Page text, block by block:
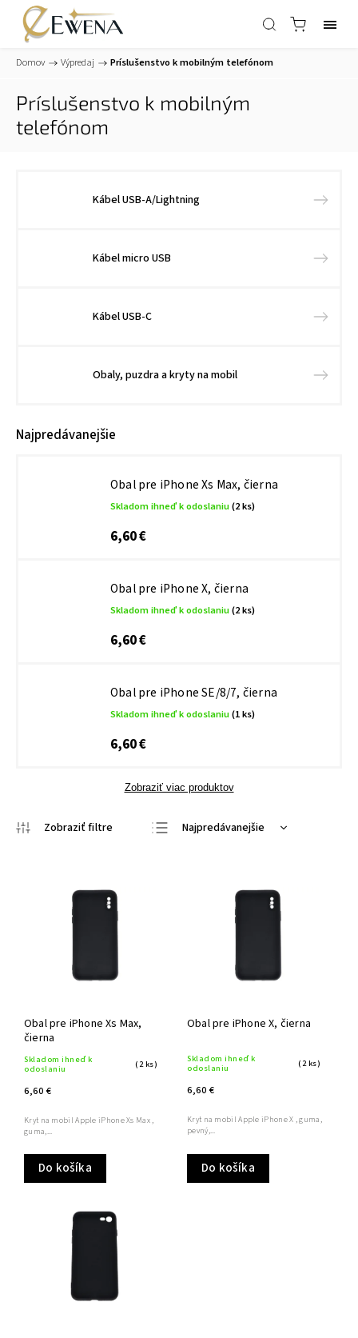
Domov / Výpredaj / Príslušenstvo k mobilným telefónom
Príslušenstvo k mobilným
telefónom
Kábel USB-A/Lightning
Kábel micro USB
Kábel USB-C
Obaly, puzdra a kryty na mobil
Najpredávanejšie
Obal pre iPhone Xs Max, čierna
Skladom ihneď k odoslaniu(2 ks)
6,60 €
Obal pre iPhone X, čierna
Skladom ihneď k odoslaniu(2 ks)
6,60 €
Obal pre iPhone SE/8/7, čierna
Skladom ihneď k odoslaniu(1 ks)
6,60 €
Zobraziť viac produktov
Najpredávanejšie
Obal pre iPhone Xs Max,
čierna
Skladom ihneď k
odoslaniu
(2 ks)
6,60 €
Do košíka
Kryt na mobil Apple iPhone Xs Max ,
guma,...
Obal pre iPhone X, čierna
Skladom ihneď k
odoslaniu
(2 ks)
6,60 €
Do košíka
Kryt na mobil Apple iPhone X , guma,
pevný,...